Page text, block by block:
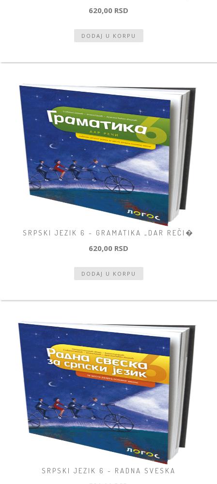
620,00 RSD
SRPSKI JEZIK 6 - GRAMATIKA „DAR REČI�
620,00 RSD
SRPSKI JEZIK 6 - RADNA SVESKA